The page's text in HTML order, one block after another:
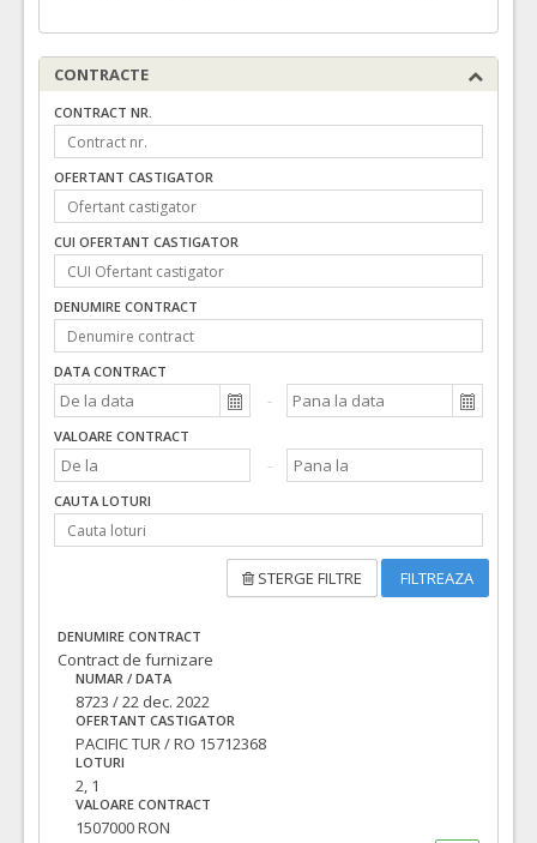
CONTRACTE
CONTRACT NR.
OFERTANT CASTIGATOR
CUI OFERTANT CASTIGATOR
DENUMIRE CONTRACT
DATA CONTRACT
VALOARE CONTRACT
CAUTA LOTURI
STERGE FILTRE FILTREAZA
DENUMIRE CONTRACT
Contract de furnizare
NUMAR / DATA
8723 / 22 dec. 2022
OFERTANT CASTIGATOR
PACIFIC TUR / RO 15712368
LOTURI
2, 1
VALOARE CONTRACT
1507000 RON